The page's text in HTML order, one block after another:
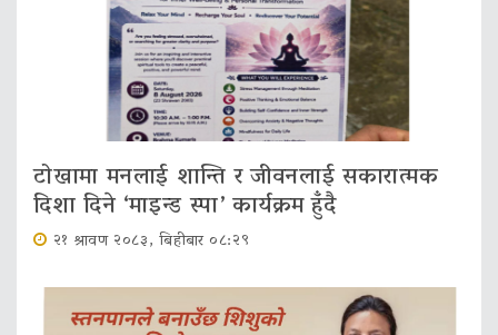
टोखामा मनलाई शान्ति र जीवनलाई सकारात्मक
दिशा दिने ‘माइन्ड स्पा’ कार्यक्रम हुँदै
२१ श्रावण २०८३, बिहीबार ०८:२९